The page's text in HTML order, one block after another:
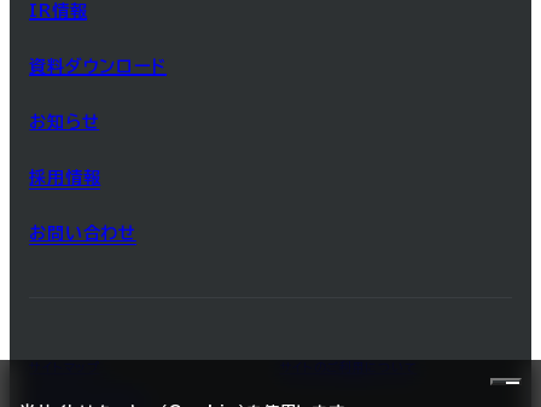
IR情報
資料ダウンロード
お知らせ
採用情報
お問い合わせ